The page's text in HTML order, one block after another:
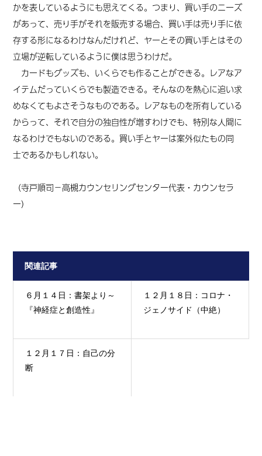
かを表しているようにも思えてくる。つまり、買い手のニーズ
があって、売り手がそれを販売する場合、買い手は売り手に依
存する形になるわけなんだけれど、ヤーとその買い手とはその
立場が逆転しているように僕は思うわけだ。
カードもグッズも、いくらでも作ることができる。レアなア
イテムだっていくらでも製造できる。そんなのを熱心に追い求
めなくてもよさそうなものである。レアなものを所有している
からって、それで自分の独自性が増すわけでも、特別な人間に
なるわけでもないのである。買い手とヤーは案外似たもの同
士であるかもしれない。
（寺戸順司－高槻カウンセリングセンター代表・カウンセラ
ー）
関連記事
６月１４日：書架より～
『神経症と創造性』
１２月１８日：コロナ・
ジェノサイド（中絶）
１２月１７日：自己の分
断